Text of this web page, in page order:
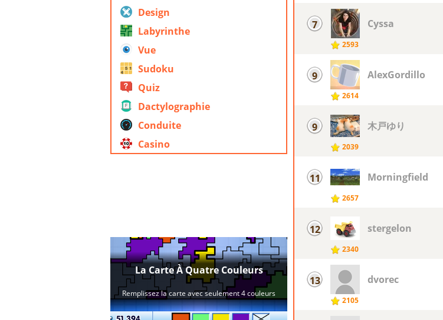
Design
Labyrinthe
Vue
Sudoku
Quiz
Dactylographie
Conduite
Casino
7
2593
Cyssa
9
2614
AlexGordillo
9
2039
木戸ゆり
11
2657
Morningfield
12
2340
stergelon
13
2105
dvorec